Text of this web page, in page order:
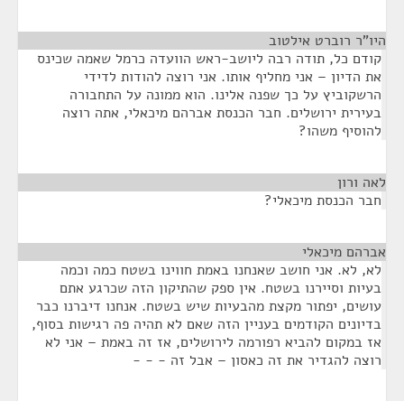
היו"ר רוברט אילטוב
קודם כל, תודה רבה ליושב-ראש הוועדה כרמל שאמה שכינס
את הדיון – אני מחליף אותו. אני רוצה להודות לדידי
הרשקוביץ על כך שפנה אלינו. הוא ממונה על התחבורה
בעירית ירושלים. חבר הכנסת אברהם מיכאלי, אתה רוצה
להוסיף משהו?
לאה ורון
חבר הכנסת מיכאלי?
אברהם מיכאלי
לא, לא. אני חושב שאנחנו באמת חווינו בשטח כמה וכמה
בעיות וסיירנו בשטח. אין ספק שהתיקון הזה שכרגע אתם
עושים, יפתור מקצת מהבעיות שיש בשטח. אנחנו דיברנו כבר
בדיונים הקודמים בעניין הזה שאם לא תהיה פה רגישות בסוף,
אז במקום להביא רפורמה לירושלים, אז זה באמת – אני לא
רוצה להגדיר את זה כאסון – אבל זה - - -